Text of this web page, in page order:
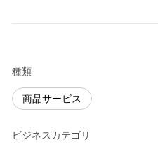
種類
商品サービス
ビジネスカテゴリ